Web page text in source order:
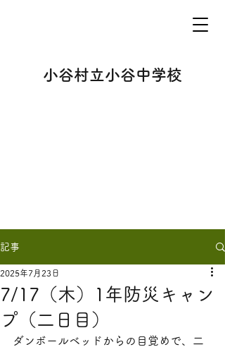
小谷村立小谷中学校
記事
7/17（木）1年防災キャン
プ（二日目）
2025年7月23日
ダンボールベッドからの目覚めで、二